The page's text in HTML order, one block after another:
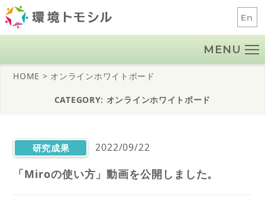
Skip
to
content
En
MENU
HOME > オンラインホワイトボード
CATEGORY: オンラインホワイトボード
研究成果 2022/09/22
「Miroの使い方」動画を公開しました。